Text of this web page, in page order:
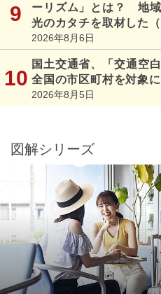
ーリズム」とは？ 地
光のカタチを取材した（
2026年8月6日
国土交通省、「交通空
全国の市区町村を対象
2026年8月5日
図解シリーズ